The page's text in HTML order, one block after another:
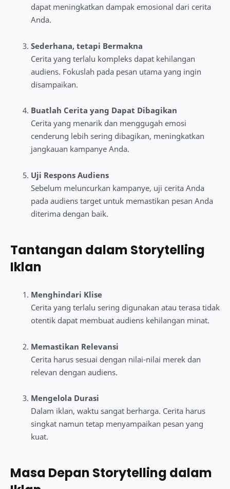
dapat meningkatkan dampak emosional dari cerita
Anda.
Sederhana, tetapi Bermakna
Cerita yang terlalu kompleks dapat kehilangan
audiens. Fokuslah pada pesan utama yang ingin
disampaikan.
Buatlah Cerita yang Dapat Dibagikan
Cerita yang menarik dan menggugah emosi
cenderung lebih sering dibagikan, meningkatkan
jangkauan kampanye Anda.
Uji Respons Audiens
Sebelum meluncurkan kampanye, uji cerita Anda
pada audiens target untuk memastikan pesan Anda
diterima dengan baik.
Tantangan dalam Storytelling
Iklan
Menghindari Klise
Cerita yang terlalu sering digunakan atau terasa tidak
otentik dapat membuat audiens kehilangan minat.
Memastikan Relevansi
Cerita harus sesuai dengan nilai-nilai merek dan
relevan dengan audiens.
Mengelola Durasi
Dalam iklan, waktu sangat berharga. Cerita harus
singkat namun tetap menyampaikan pesan yang
kuat.
Masa Depan Storytelling dalam